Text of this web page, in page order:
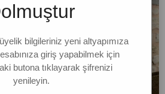
bilgileriniz yeni altyapımıza
giriş yapabilmek için
butona tıklayarak şifrenizi
yenileyin.